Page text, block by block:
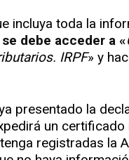
incluya toda la
se debe acceder a «
IRPF» y
presentado la
un
registradas la